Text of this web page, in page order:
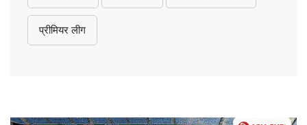
प्रीमियर लीग